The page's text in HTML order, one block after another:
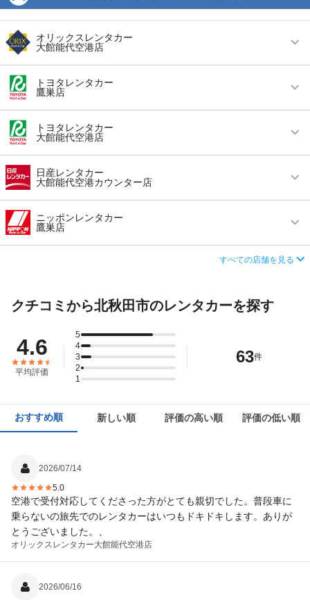
オリックスレンタカー
大館能代空港店
営業時間 毎日 09:00 ～ 18:00
アクセス
住所 北秋田市脇神字葈岱２１番地１４４
この店舗でレンタカーを探す
トヨタレンタカー
鷹巣店
営業時間 毎日 08:00 ～ 17:00
アクセス 鷹ノ巣（鷹巣）駅より車で約3分（送迎なし）
住所 秋田県北秋田市元町13-24
トヨタレンタカー
大館能代空港店
営業時間 毎日 09:30 ～ 18:15
アクセス 縄文小ヶ田駅より車で約5分（送迎なし）
住所
秋田県北秋田市脇神字カラムシ岱21-144大館能
日産レンタカー
大館能代空港カウンター店
営業時間 毎日 09:30 ～ 18:00
アクセス
秋田県北秋田市脇神字からむし岱２１−１４４
ニッポンレンタカー
鷹巣店
住所 秋田県北秋田市栄字中綱８９－１
この店舗でレンタカーを探す
すべての店舗を見る
クチコミから北秋田市のレンタカーを探す
4.6
平均評価
5
4
3
2
1
63件
おすすめ順 新しい順 評価の高い順 評価の低い順
2026/07/14
5.0
空港で受付対応してくださった方がとても親切でした。普段車に
乗らないの旅先でのレンタカーはいつもドキドキします。ありが
とうございました。、
オリックスレンタカー大館能代空港店
2026/06/16